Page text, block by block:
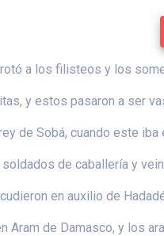
a los filisteos y los
y estos pasaron a ser
de Sobá, cuando este
de caballería y
en auxilio de
Aram de Damasco, y los